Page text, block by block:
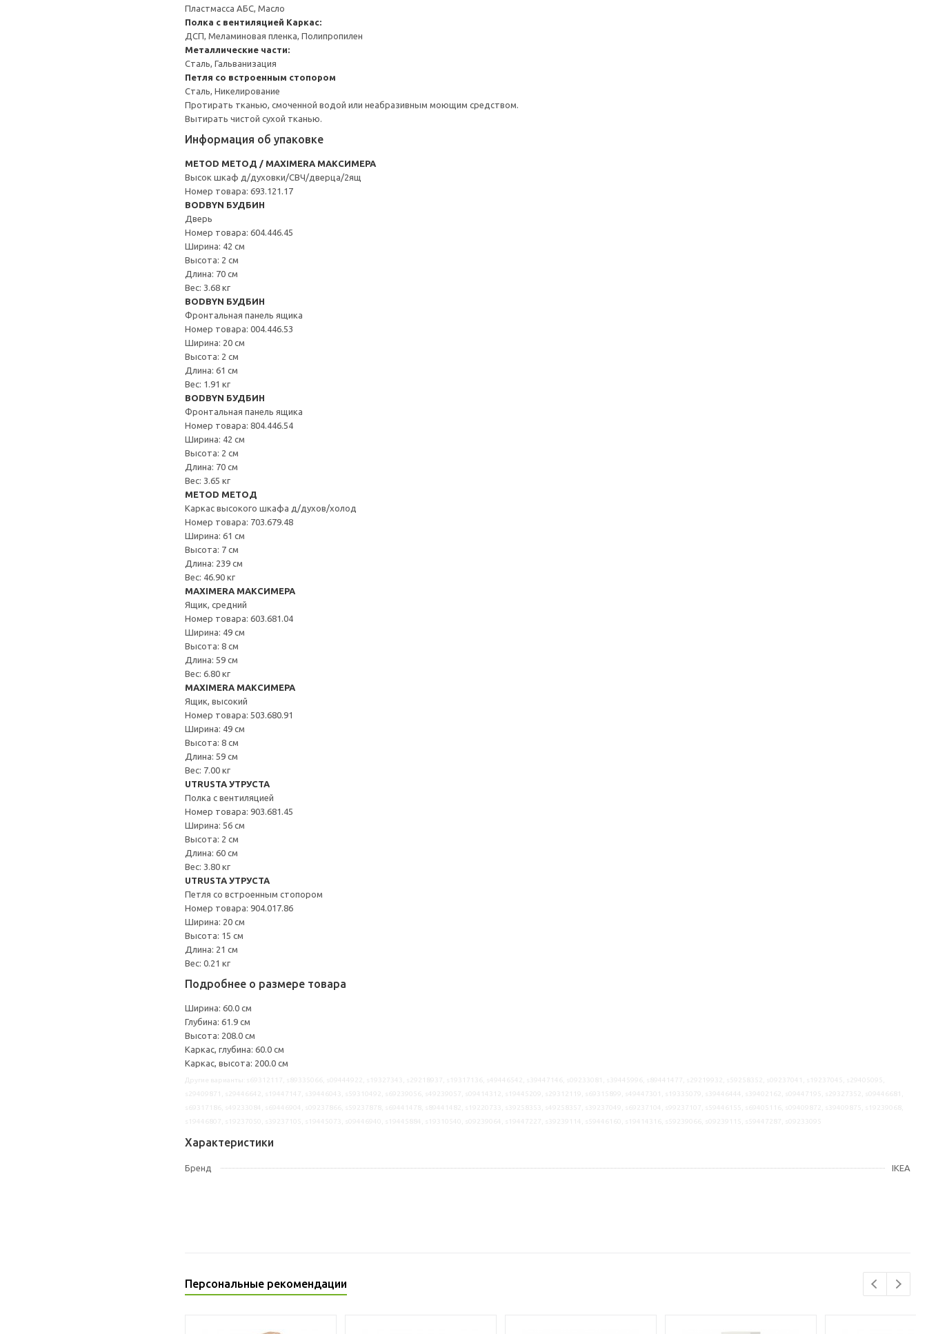
Пластмасса АБС, Масло
Полка с вентиляцией Каркас:
ДСП, Меламиновая пленка, Полипропилен
Металлические части:
Сталь, Гальванизация
Петля со встроенным стопором
Сталь, Никелирование
Протирать тканью, смоченной водой или неабразивным моющим средством.
Вытирать чистой сухой тканью.
Информация об упаковке
METOD МЕТОД / MAXIMERA МАКСИМЕРА
Высок шкаф д/духовки/СВЧ/дверца/2ящ
Номер товара: 693.121.17
BODBYN БУДБИН
Дверь
Номер товара: 604.446.45
Ширина: 42 см
Высота: 2 см
Длина: 70 см
Вес: 3.68 кг
BODBYN БУДБИН
Фронтальная панель ящика
Номер товара: 004.446.53
Ширина: 20 см
Высота: 2 см
Длина: 61 см
Вес: 1.91 кг
BODBYN БУДБИН
Фронтальная панель ящика
Номер товара: 804.446.54
Ширина: 42 см
Высота: 2 см
Длина: 70 см
Вес: 3.65 кг
METOD МЕТОД
Каркас высокого шкафа д/духов/холод
Номер товара: 703.679.48
Ширина: 61 см
Высота: 7 см
Длина: 239 см
Вес: 46.90 кг
MAXIMERA МАКСИМЕРА
Ящик, средний
Номер товара: 603.681.04
Ширина: 49 см
Высота: 8 см
Длина: 59 см
Вес: 6.80 кг
MAXIMERA МАКСИМЕРА
Ящик, высокий
Номер товара: 503.680.91
Ширина: 49 см
Высота: 8 см
Длина: 59 см
Вес: 7.00 кг
UTRUSTA УТРУСТА
Полка с вентиляцией
Номер товара: 903.681.45
Ширина: 56 см
Высота: 2 см
Длина: 60 см
Вес: 3.80 кг
UTRUSTA УТРУСТА
Петля со встроенным стопором
Номер товара: 904.017.86
Ширина: 20 см
Высота: 15 см
Длина: 21 см
Вес: 0.21 кг
Подробнее о размере товара
Ширина: 60.0 см
Глубина: 61.9 см
Высота: 208.0 см
Каркас, глубина: 60.0 см
Каркас, высота: 200.0 см
Характеристики
Бренд IKEA
Персональные рекомендации